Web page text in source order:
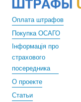
О проекте
Статьи
Оплата штрафов
Покупка ОСАГО
Інформація про
страхового
посередника